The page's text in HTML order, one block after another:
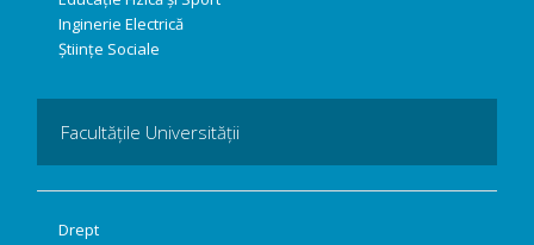
Inginerie Electrică
Științe Sociale
Facultățile Universității
Drept